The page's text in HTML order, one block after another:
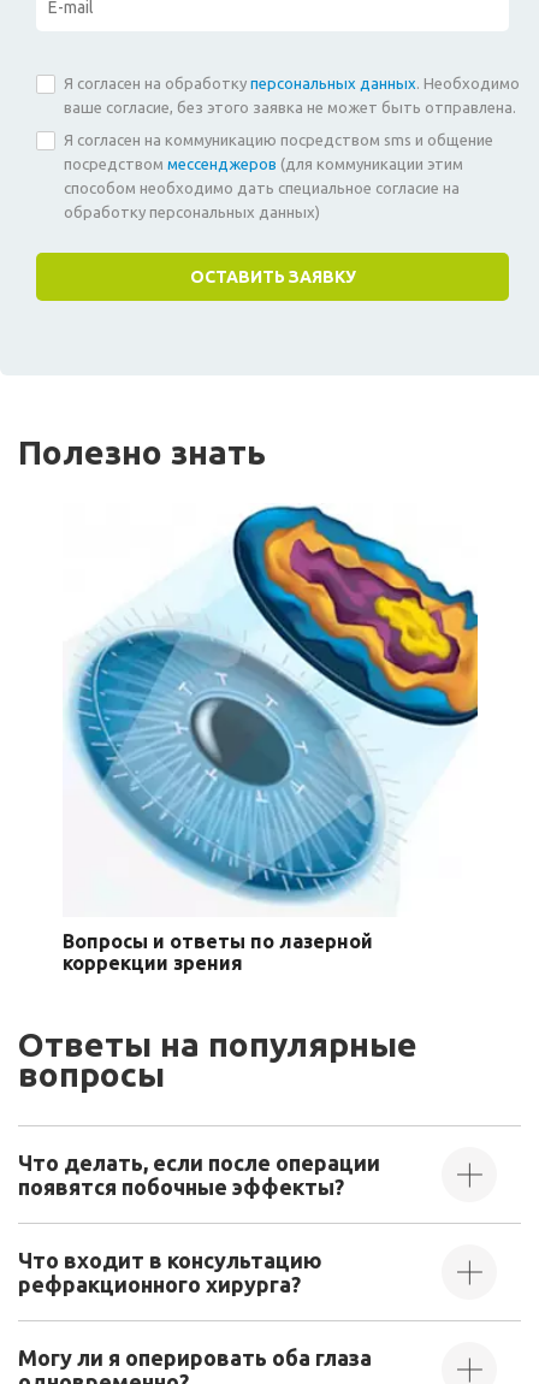
Я согласен на обработку персональных данных. Необходимо
ваше согласие, без этого заявка не может быть отправлена.
Я согласен на коммуникацию посредством sms и общение
посредством мессенджеров (для коммуникации этим
способом необходимо дать специальное согласие на
обработку персональных данных)
Полезно знать
Вопросы и ответы по лазерной
коррекции зрения
Ответы на популярные
вопросы
Что делать, если после операции
появятся побочные эффекты?
Что входит в консультацию
рефракционного хирурга?
Могу ли я оперировать оба глаза